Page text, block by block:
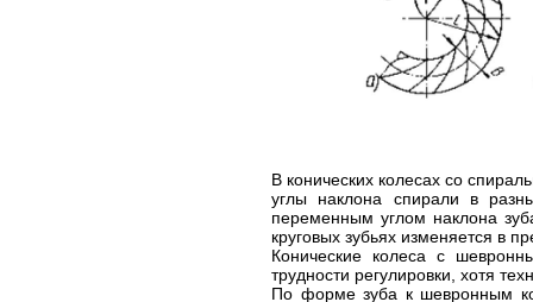
В конических колесах со
углы наклона спирали в
переменным углом наклона
круговых зубьях изменяется в
Конические колеса с
трудности регулировки, хотя
По форме зуба к шевронным